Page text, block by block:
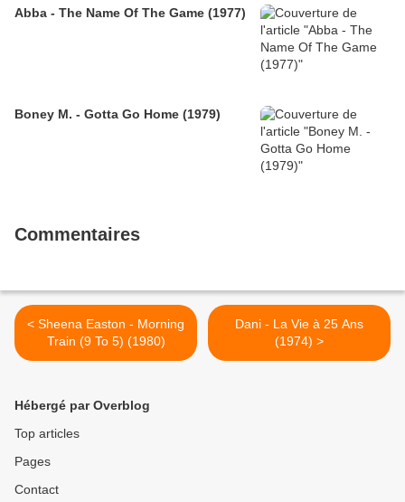
Abba - The Name Of The Game (1977)
Boney M. - Gotta Go Home (1979)
Commentaires
< Sheena Easton - Morning
Train (9 To 5) (1980)
Dani - La Vie à 25 Ans
(1974) >
Hébergé par Overblog
Top articles
Pages
Contact